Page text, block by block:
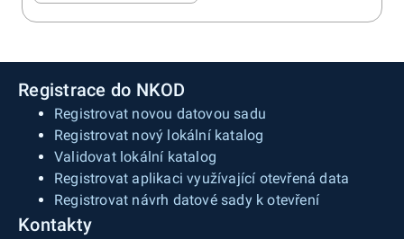
Registrace do NKOD
Registrovat novou datovou sadu
Registrovat nový lokální katalog
Validovat lokální katalog
Registrovat aplikaci využívající otevřená data
Registrovat návrh datové sady k otevření
Kontakty